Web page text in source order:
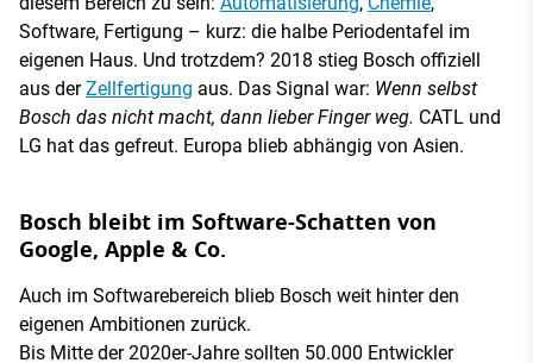
Software, Fertigung – kurz: die halbe Periodentafel im
eigenen Haus. Und trotzdem? 2018 stieg Bosch offiziell
aus derZellfertigung aus. Das Signal war: Wenn selbst
Bosch das nicht macht, dann lieber Finger weg. CATL und
LG hat das gefreut. Europa blieb abhängig von Asien.
Bosch bleibt im Software-Schatten von
Google, Apple & Co.
Auch im Softwarebereich blieb Bosch weit hinter den
eigenen Ambitionen zurück.
Bis Mitte der 2020er-Jahre sollten 50.000 Entwickler